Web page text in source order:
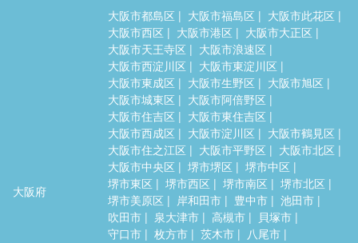
大阪府
大阪市都島区 大阪市福島区
大阪市此花区
大阪市西区
大阪市港区
大阪市大正区
大阪市天王寺区
大阪市浪速区
大阪市西淀川区
大阪市東淀川区
大阪市東成区
大阪市生野区
大阪市旭区
大阪市城東区
大阪市阿倍野区
大阪市住吉区
大阪市東住吉区
大阪市西成区
大阪市淀川区
大阪市鶴見区
大阪市住之江区
大阪市平野区
大阪市北区
大阪市中央区
堺市堺区
堺市中区
堺市東区
堺市西区 堺市南区
堺市北区
堺市美原区
岸和田市 豊中市
池田市
吹田市
泉大津市 高槻市
貝塚市
守口市
枚方市 茨木市
八尾市